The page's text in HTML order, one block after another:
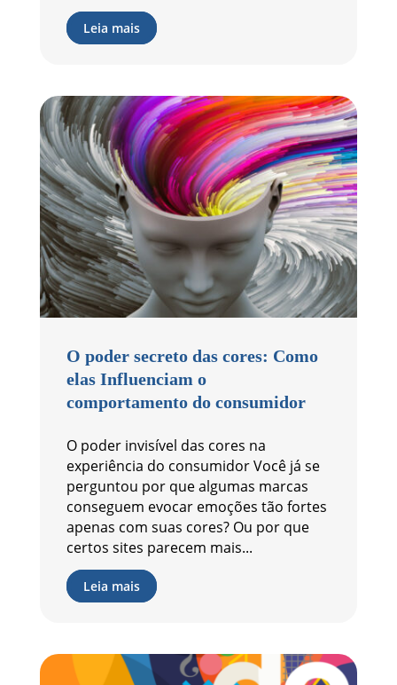
Leia mais
O poder secreto das cores: Como
elas Influenciam o
comportamento do consumidor
O poder invisível das cores na
experiência do consumidor Você já se
perguntou por que algumas marcas
conseguem evocar emoções tão fortes
apenas com suas cores? Ou por que
certos sites parecem mais...
Leia mais